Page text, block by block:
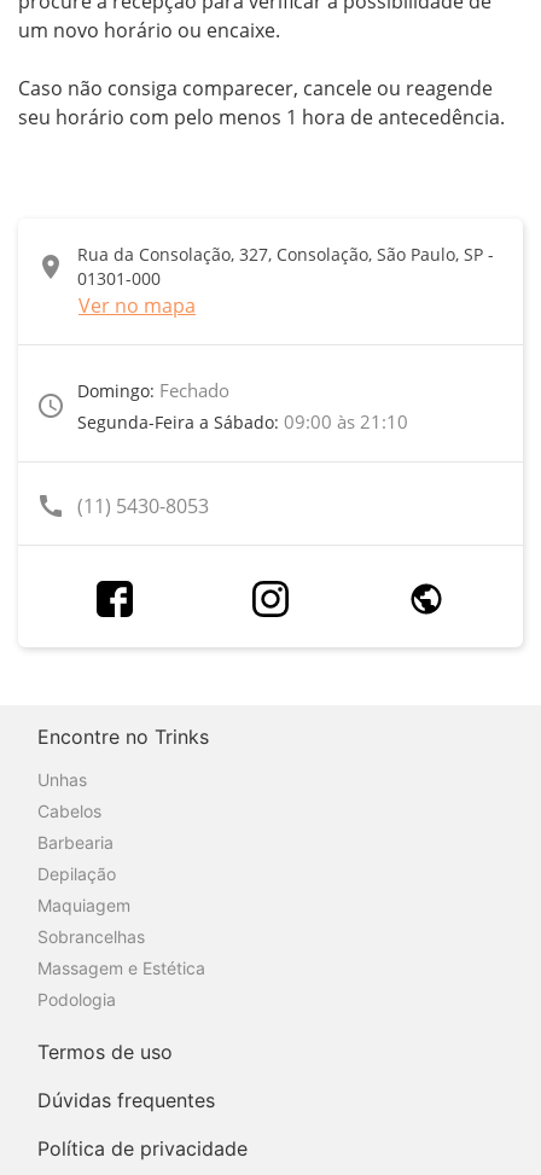
um novo horário ou encaixe.
Caso não consiga comparecer, cancele ou reagende
seu horário com pelo menos 1 hora de antecedência.
location_on
Rua da Consolação, 327, Consolação, São Paulo, SP -
01301-000
Ver no mapa
access_time
Domingo: Fechado
Segunda-Feira a Sábado: 09:00 às 21:10
call (11) 5430-8053
Encontre no Trinks
Unhas
Cabelos
Barbearia
Depilação
Maquiagem
Sobrancelhas
Massagem e Estética
Podologia
Termos de uso
Dúvidas frequentes
Política de privacidade